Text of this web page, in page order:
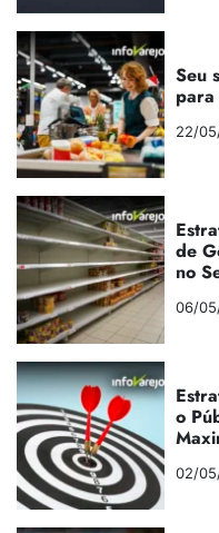
Seu
para
22/
de
no
06/
o
02/